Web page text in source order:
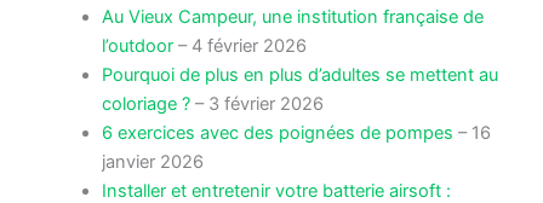
Au Vieux Campeur, une institution française de
l’outdoor– 4 février 2026
Pourquoi de plus en plus d’adultes se mettent au
coloriage ?– 3 février 2026
6 exercices avec des poignées de pompes – 16
janvier 2026
Installer et entretenir votre batterie airsoft :